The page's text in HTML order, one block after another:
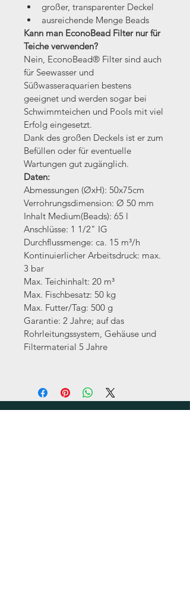
großer, transparenter Deckel
ausreichende Menge Beads
Kann man EconoBead Filter nur für
Teiche verwenden?
Nein, EconoBead® Filter sind auch
für Seewasser und
Süßwasseraquarien bestens
geeignet und werden sogar bei
Schwimmteichen und Pools mit viel
Erfolg eingesetzt.
Dank des großen Deckels ist er zum
Befüllen oder für eventuelle
Wartungen gut zugänglich.
Daten:
Abmessungen (ØxH): 50x75cm
Verrohrungsdimension: Ø 50 mm
Inhalt Medium(Beads): 65 l
Anschlüsse: 1 1/2" IG
Durchflussmenge: ca. 15 m³/h
Kontinuierlicher Arbeitsdruck: max.
3 bar
Max. Teichinhalt: 20 m³
Max. Fischbesatz: 50 kg
Max. Futter/Tag: 500 g
Garantie: 2 Jahre; auf das
Rohrleitungssystem, Gehäuse und
Filtermaterial 5 Jahre